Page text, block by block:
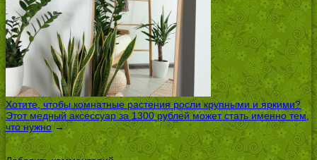
Хотите, чтобы комнатные растения росли крупными и яркими?
Этот медный аксессуар за 1300 рублей может стать именно тем,
что нужно→